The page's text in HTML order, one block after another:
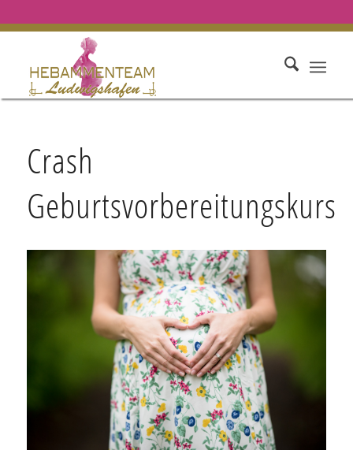
Crash
Geburtsvorbereitungskurs